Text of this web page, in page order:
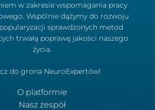
w zakresie wspomagania pracy
Wspólnie dążymy do rozwoju
sprawdzonych metod
trwałą poprawę jakości naszego
życia.
do grona NeuroExpertów!
O platformie
Nasz zespół